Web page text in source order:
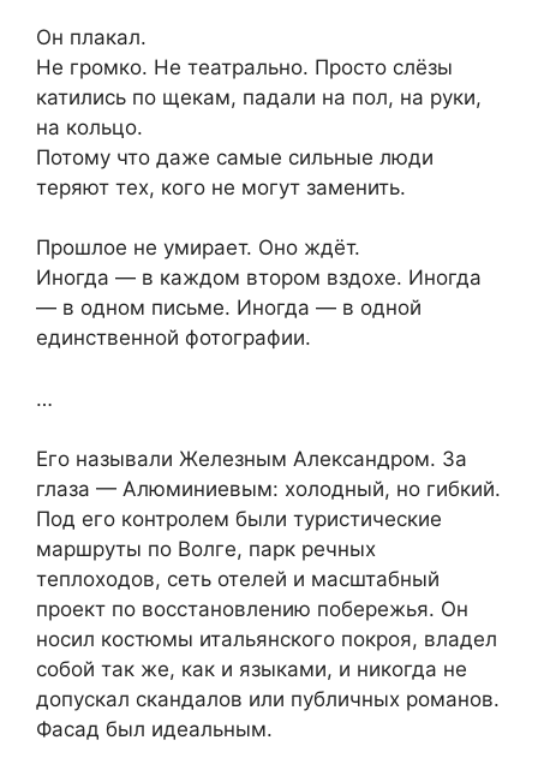
Он плакал.
Не громко. Не театрально. Просто слёзы
катились по щекам, падали на пол, на руки,
на кольцо.
Потому что даже самые сильные люди
теряют тех, кого не могут заменить.
Прошлое не умирает. Оно ждёт.
Иногда — в каждом втором вздохе. Иногда
— в одном письме. Иногда — в одной
единственной фотографии.
…
Его называли Железным Александром. За
глаза — Алюминиевым: холодный, но гибкий.
Под его контролем были туристические
маршруты по Волге, парк речных
теплоходов, сеть отелей и масштабный
проект по восстановлению побережья. Он
носил костюмы итальянского покроя, владел
собой так же, как и языками, и никогда не
допускал скандалов или публичных романов.
Фасад был идеальным.